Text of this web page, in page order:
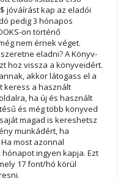
jóváírást kap az eladói
pedig 3 hónapos
on történő
nem érnek véget.
eladni? A Könyv-
hoz vissza a könyveidért.
akkor látogass el a
keress a használt
ha új és használt
és még több könyved
magad is kereshetsz
munkádért, ha
most azonnal
ingyen kapja. Ezt
17 font/hó körül